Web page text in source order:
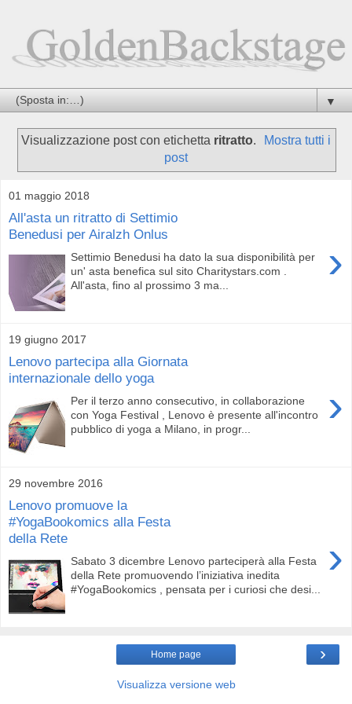
▼
Visualizzazione post con etichetta ritratto.
Mostra tutti i
post
01 maggio 2018
All'asta un ritratto di Settimio
Benedusi per Airalzh Onlus
›
Settimio Benedusi ha dato la sua disponibilità per
un' asta benefica sul sito Charitystars.com .
All'asta, fino al prossimo 3 ma...
19 giugno 2017
Lenovo partecipa alla Giornata
internazionale dello yoga
›
Per il terzo anno consecutivo, in collaborazione
con Yoga Festival , Lenovo è presente all'incontro
pubblico di yoga a Milano, in progr...
29 novembre 2016
Lenovo promuove la
#YogaBookomics alla Festa
della Rete
›
Sabato 3 dicembre Lenovo parteciperà alla Festa
della Rete promuovendo l’iniziativa inedita
#YogaBookomics , pensata per i curiosi che desi...
›
Home page
Visualizza versione web